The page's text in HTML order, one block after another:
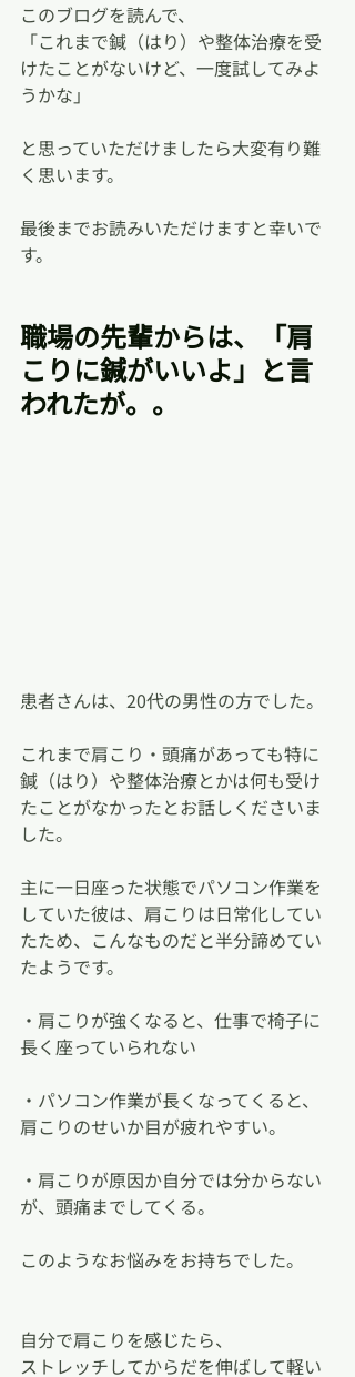
このブログを読んで、
「これまで鍼（はり）や整体治療を受
けたことがないけど、一度試してみよ
うかな」
と思っていただけましたら大変有り難
く思います。
最後までお読みいただけますと幸いで
す。
職場の先輩からは、「肩
こりに鍼がいいよ」と言
われたが。。
患者さんは、20代の男性の方でした。
これまで肩こり・頭痛があっても特に
鍼（はり）や整体治療とかは何も受け
たことがなかったとお話しくださいま
した。
主に一日座った状態でパソコン作業を
していた彼は、肩こりは日常化してい
たため、こんなものだと半分諦めてい
たようです。
・肩こりが強くなると、仕事で椅子に
長く座っていられない
・パソコン作業が長くなってくると、
肩こりのせいか目が疲れやすい。
・肩こりが原因か自分では分からない
が、頭痛までしてくる。
このようなお悩みをお持ちでした。
自分で肩こりを感じたら、
ストレッチしてからだを伸ばして軽い